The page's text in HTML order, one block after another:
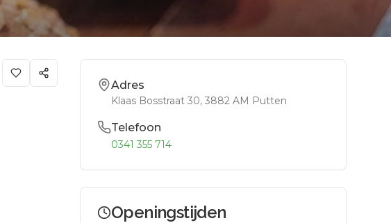
Adres
Klaas Bosstraat 30, 3882 AM Putten
Telefoon
0341 355 714
Openingstijden